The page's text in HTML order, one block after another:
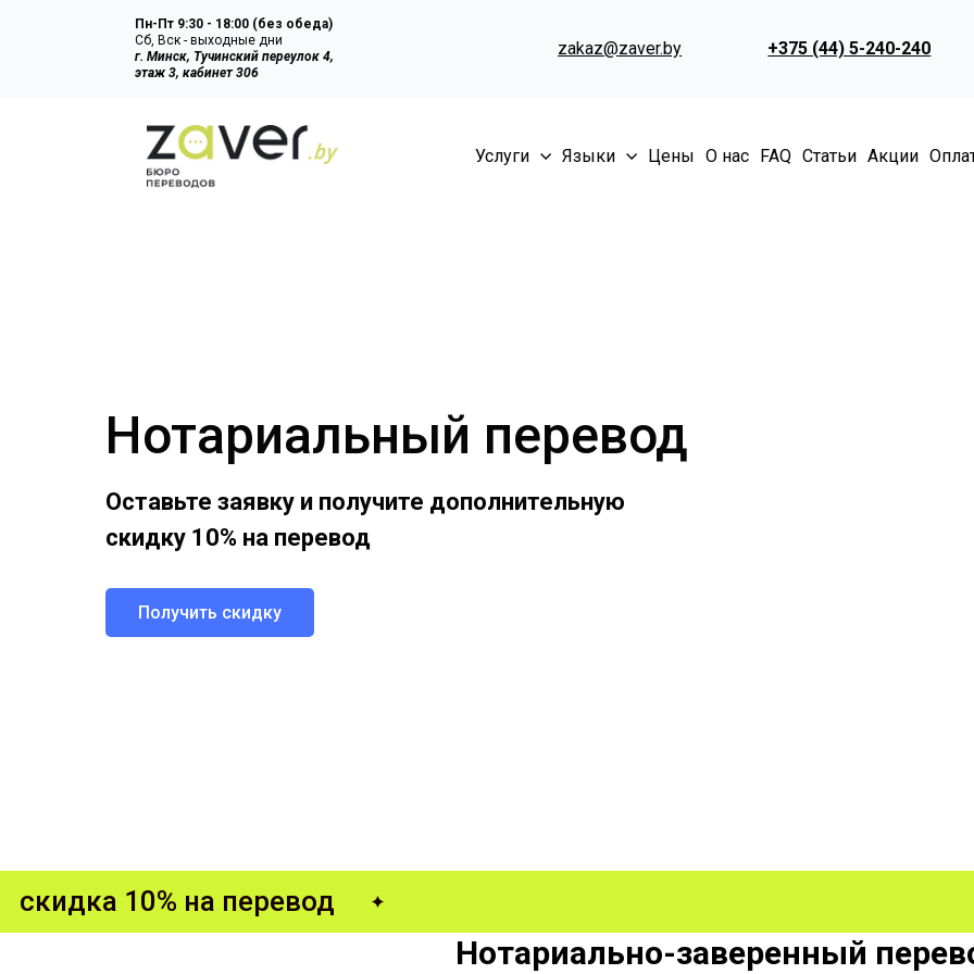
Пн-Пт 9:30 - 18:00 (без обеда)
Сб, Вск - выходные дни
г. Минск, Тучинский переулок 4,
этаж 3, кабинет 306
zakaz@zaver.by +375 (44) 5-240-240
Услуги Языки Цены О нас FAQ Статьи Акции
Нотариальный перевод
Оставьте заявку и получите дополнительную
скидку 10% на перевод
Получить скидку
скидка 10% на перевод
Главная
Нотариально-заверенный